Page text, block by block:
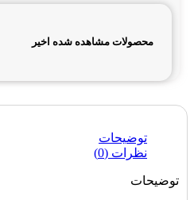
محصولات مشاهده شده اخیر
توضیحات
نظرات (0)
توضیحات